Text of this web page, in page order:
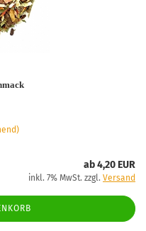
ab 4,20 EUR
inkl. 7% MwSt. zzgl. Versand